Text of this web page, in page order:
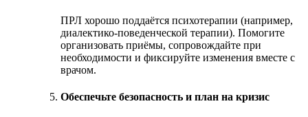
ПРЛ хорошо поддаётся психотерапии (например,
диалектико-поведенческой терапии). Помогите
организовать приёмы, сопровождайте при
необходимости и фиксируйте изменения вместе с
врачом.
Обеспечьте безопасность и план на кризис